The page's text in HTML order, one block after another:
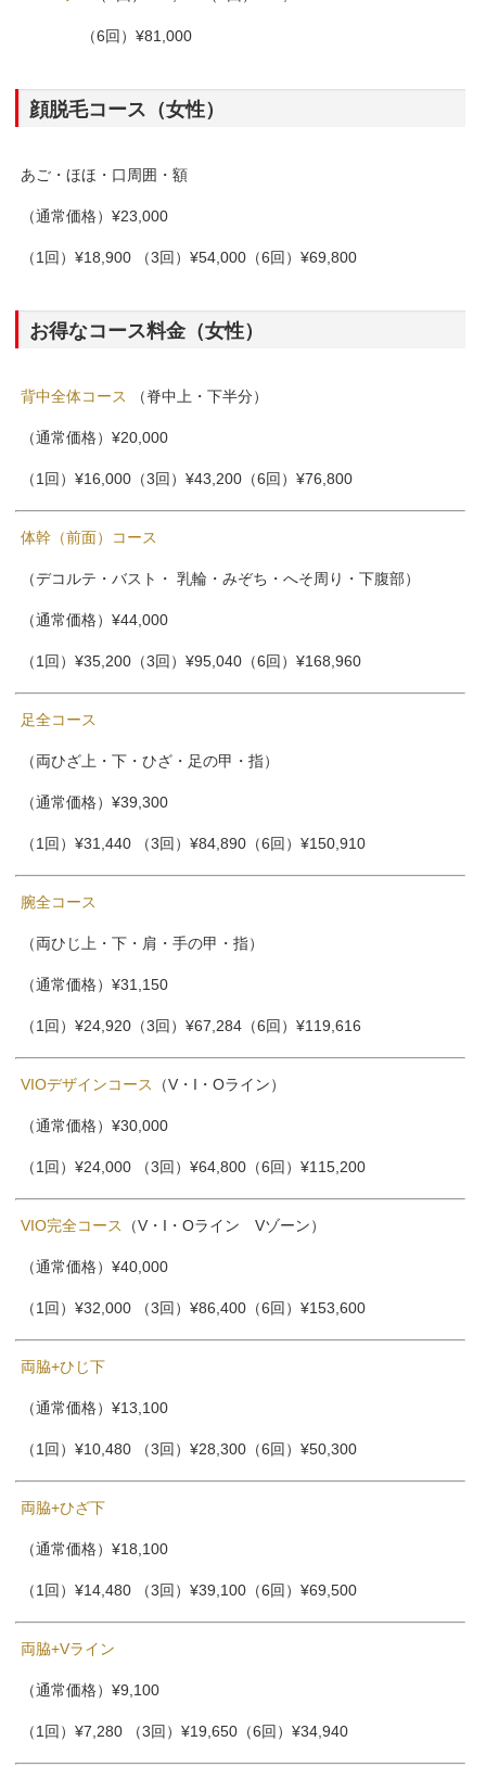
（6回）¥81,000
顔脱毛コース（女性）
あご・ほほ・口周囲・額
（通常価格）¥23,000
（1回）¥18,900 （3回）¥54,000（6回）¥69,800
お得なコース料金（女性）
背中全体コース （脊中上・下半分）
（通常価格）¥20,000
（1回）¥16,000（3回）¥43,200（6回）¥76,800
体幹（前面）コース
（デコルテ・バスト・ 乳輪・みぞち・へそ周り・下腹部）
（通常価格）¥44,000
（1回）¥35,200（3回）¥95,040（6回）¥168,960
足全コース
（両ひざ上・下・ひざ・足の甲・指）
（通常価格）¥39,300
（1回）¥31,440 （3回）¥84,890（6回）¥150,910
腕全コース
（両ひじ上・下・肩・手の甲・指）
（通常価格）¥31,150
（1回）¥24,920（3回）¥67,284（6回）¥119,616
VIOデザインコース （V・I・Oライン）
（通常価格）¥30,000
（1回）¥24,000 （3回）¥64,800（6回）¥115,200
VIO完全コース （V・I・Oライン Vゾーン）
（通常価格）¥40,000
（1回）¥32,000 （3回）¥86,400（6回）¥153,600
両脇+ひじ下
（通常価格）¥13,100
（1回）¥10,480 （3回）¥28,300（6回）¥50,300
両脇+ひざ下
（通常価格）¥18,100
（1回）¥14,480 （3回）¥39,100（6回）¥69,500
両脇+Vライン
（通常価格）¥9,100
（1回）¥7,280 （3回）¥19,650（6回）¥34,940